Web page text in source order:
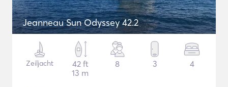
Jeanneau Sun Odyssey 42.2
Zeiljacht
42 ft
13 m
8 3 4